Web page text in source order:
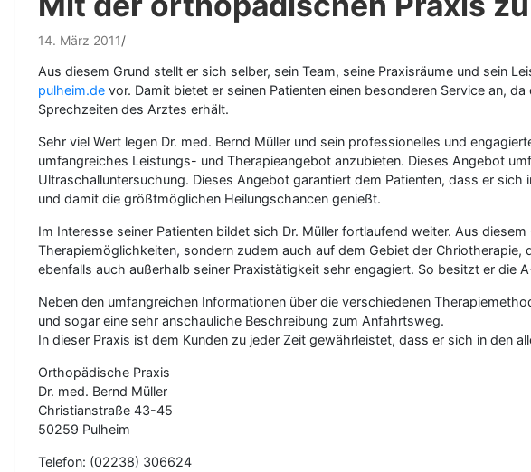
14. März 2011
Aus diesem Grund stellt er sich selber, sein Team, seine Praxisräume und sein
pulheim.de vor. Damit bietet er seinen Patienten einen besonderen Service an,
Sprechzeiten des Arztes erhält.
Sehr viel Wert legen Dr. med. Bernd Müller und sein professionelles und
umfangreiches Leistungs- und Therapieangebot anzubieten. Dieses Angebot
Ultraschalluntersuchung. Dieses Angebot garantiert dem Patienten, dass er
und damit die größtmöglichen Heilungschancen genießt.
Im Interesse seiner Patienten bildet sich Dr. Müller fortlaufend weiter. Aus
Therapiemöglichkeiten, sondern zudem auch auf dem Gebiet der
ebenfalls auch außerhalb seiner Praxistätigkeit sehr engagiert. So besitzt er die
Neben den umfangreichen Informationen über die verschiedenen
und sogar eine sehr anschauliche Beschreibung zum Anfahrtsweg.
In dieser Praxis ist dem Kunden zu jeder Zeit gewährleistet, dass er sich in den
Orthopädische Praxis
Dr. med. Bernd Müller
Christianstraße 43-45
50259 Pulheim
Telefon: (02238) 306624